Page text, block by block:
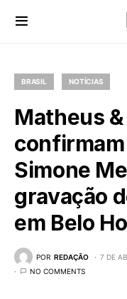
BRASIL NOTÍCIAS
Matheus
Simone
gravação
em Belo
POR REDAÇÃO 7 DE
NO COMMENTS